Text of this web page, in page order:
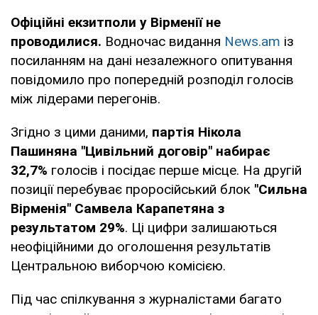
Офіційні екзитполи у Вірменії не
проводилися. Водночас видання News.am із
посиланням на дані незалежного опитування
повідомило про попередній розподіл голосів
між лідерами перегонів.
Згідно з цими даними, партія Нікола
Пашиняна "Цивільний договір" набирає
32,7% голосів і посідає перше місце. На другій
позиції перебуває проросійський блок "Сильна
Вірменія" Самвела Карапетяна з
результатом 29%. Ці цифри залишаються
неофіційними до оголошення результатів
Центральною виборчою комісією.
Під час спілкування з журналістами багато